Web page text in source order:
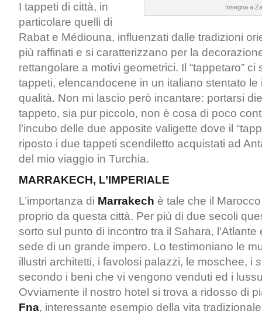
Insegna a
I tappeti di città, in
particolare quelli di
Rabat e Médiouna, influenzati dalle tradizioni
più raffinati e si caratterizzano per la
rettangolare a motivi geometrici. Il “tappetaro” ci
tappeti, elencandocene in un italiano stentato le
qualità. Non mi lascio però incantare: portarsi
tappeto, sia pur piccolo, non è cosa di poco
l’incubo delle due apposite valigette dove il
riposto i due tappeti scendiletto acquistati ad
del mio viaggio in Turchia.
MARRAKECH, L’IMPERIALE
L’importanza di Marrakech è tale che il
proprio da questa città. Per più di due secoli
sorto sul punto di incontro tra il Sahara, l’Atlante
sede di un grande impero. Lo testimoniano le
illustri architetti, i favolosi palazzi, le moschee, i
secondo i beni che vi vengono venduti ed i
Ovviamente il nostro hotel si trova a ridosso di
Fna, interessante esempio della vita